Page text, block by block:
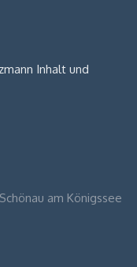
Inhalt und
am Königssee